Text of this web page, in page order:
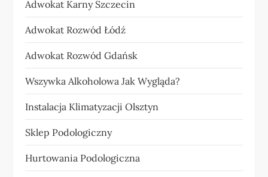
Adwokat Karny Szczecin
Adwokat Rozwód Łódź
Adwokat Rozwód Gdańsk
Wszywka Alkoholowa Jak Wygląda?
Instalacja Klimatyzacji Olsztyn
Sklep Podologiczny
Hurtowania Podologiczna